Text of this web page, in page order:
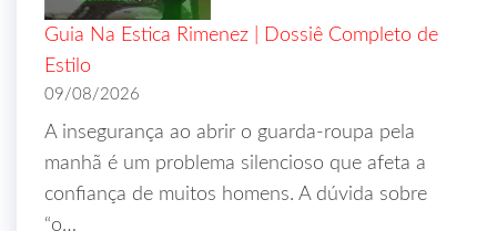
Guia Na Estica Rimenez | Dossiê Completo de
Estilo
09/08/2026
A insegurança ao abrir o guarda-roupa pela
manhã é um problema silencioso que afeta a
confiança de muitos homens. A dúvida sobre
“o…